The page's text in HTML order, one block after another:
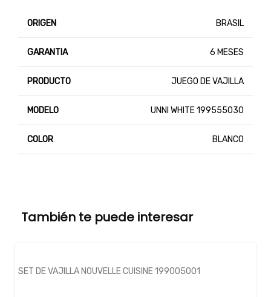
ORIGEN BRASIL
GARANTIA 6 MESES
PRODUCTO JUEGO DE VAJILLA
MODELO UNNI WHITE 199555030
COLOR BLANCO
También te puede interesar
SET DE VAJILLA NOUVELLE CUISINE 199005001